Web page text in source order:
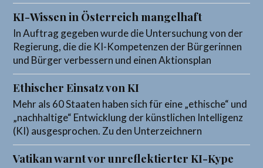
KI-Wissen in Österreich mangelhaft
In Auftrag gegeben wurde die Untersuchung von der
Regierung, die die KI-Kompetenzen der Bürgerinnen
und Bürger verbessern und einen Aktionsplan
Ethischer Einsatz von KI
Mehr als 60 Staaten haben sich für eine „ethische“ und
„nachhaltige“ Entwicklung der künstlichen Intelligenz
(KI) ausgesprochen. Zu den Unterzeichnern
Vatikan warnt vor unreflektierter KI-Kype